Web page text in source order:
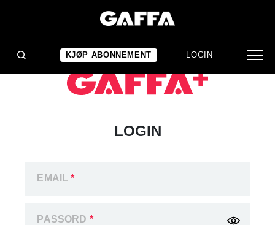
KJØP ABONNEMENT LOGIN
LOGIN
EMAIL*
PASSORD *